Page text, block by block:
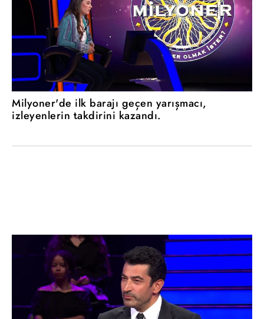
Milyoner'de ilk barajı geçen yarışmacı,
izleyenlerin takdirini kazandı.